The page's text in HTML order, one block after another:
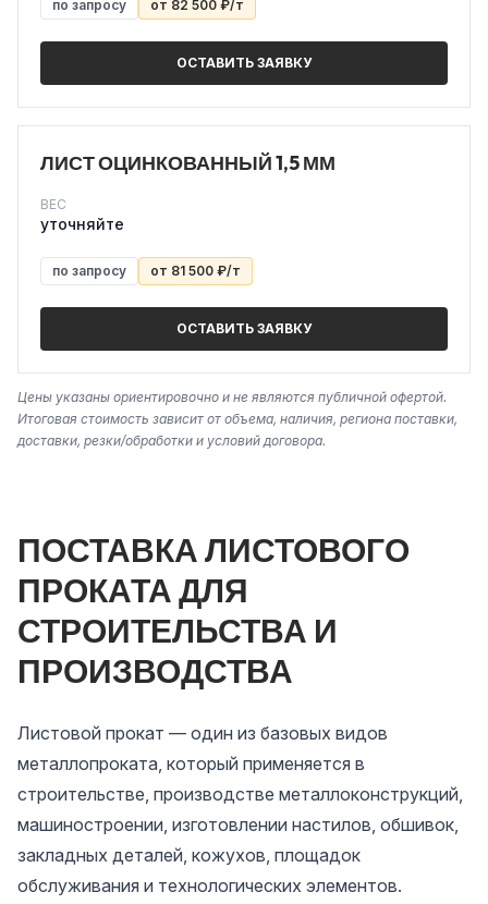
по запросу от 82 500 ₽/т
ОСТАВИТЬ ЗАЯВКУ
ЛИСТ ОЦИНКОВАННЫЙ 1,5 ММ
ВЕС
уточняйте
по запросу от 81 500 ₽/т
ОСТАВИТЬ ЗАЯВКУ
Цены указаны ориентировочно и не являются публичной офертой.
Итоговая стоимость зависит от объема, наличия, региона поставки,
доставки, резки/обработки и условий договора.
ПОСТАВКА ЛИСТОВОГО
ПРОКАТА ДЛЯ
СТРОИТЕЛЬСТВА И
ПРОИЗВОДСТВА
Листовой прокат — один из базовых видов
металлопроката, который применяется в
строительстве, производстве металлоконструкций,
машиностроении, изготовлении настилов, обшивок,
закладных деталей, кожухов, площадок
обслуживания и технологических элементов.